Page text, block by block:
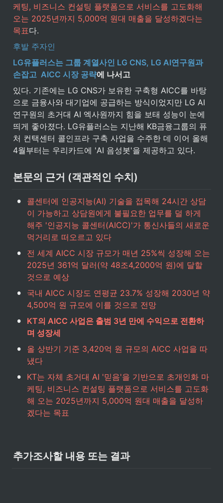
케팅, 비즈니스 컨설팅 플랫폼으로 서비스를 고도화해
오는 2025년까지 5,000억 원대 매출을 달성하겠다는
목표다.
후발 주자인
LG유플러스는 그룹 계열사인 LG CNS, LG AI연구원과
손잡고  AICC 시장 공략에 나서고
있다. 기존에는 LG CNS가 보유한 구축형 AICC를 바탕
으로 금융사와 대기업에 공급하는 방식이었지만 LG AI
연구원의 초거대 AI 엑사원까지 힘을 보태 성능이 눈에
띄게 좋아졌다. LG유플러스는 지난해 KB금융그룹의 퓨
처 컨택센터 콜인프라 구축 사업을 수주한 데 이어 올해
4월부터는 우리카드에 'AI 음성봇'을 제공하고 있다.
본문의 근거 (객관적인 수치)
•
콜센터에 인공지능(AI) 기술을 접목해 24시간 상담
이 가능하고 상담원에게 불필요한 업무를 덜 하게
해주 '인공지능 콜센터(AICC)'가 통신사들의 새로운
먹거리로 떠오르고 있다
•
전 세계 AICC 시장 규모가 매년 25%씩 성장해 오는
2025년 361억 달러(약 48조4,2000억 원)에 달할
것으로 예상
•
국내 AICC 시장도 연평균 23.7% 성장해 2030년 약
4,500억 원 규모에 이를 것으로 전망
•
KT의 AICC 사업은 출범 3년 만에 수익으로 전환하
며 성장세
•
올 상반기 기준 3,420억 원 규모의 AICC 사업을 따
냈다
•
KT는 자체 초거대 AI '믿음'을 기반으로 초개인화 마
케팅, 비즈니스 컨설팅 플랫폼으로 서비스를 고도화
해 오는 2025년까지 5,000억 원대 매출을 달성하
겠다는 목표
추가조사할 내용 또는 결과